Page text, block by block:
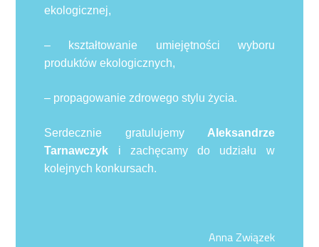
ekologicznej,
– kształtowanie umiejętności wyboru
produktów ekologicznych,
– propagowanie zdrowego stylu życia.
Serdecznie gratulujemy Aleksandrze
Tarnawczyk i zachęcamy do udziału w
kolejnych konkursach.
Anna Związek